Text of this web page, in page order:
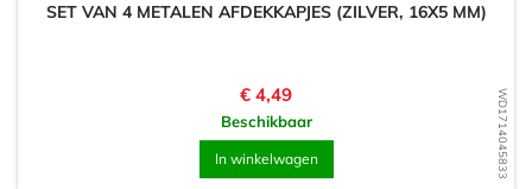
WD1714045833
SET VAN 4 METALEN AFDEKKAPJES (ZILVER, 16X5 MM)
Prijs
€ 4,49
Beschikbaar
In winkelwagen